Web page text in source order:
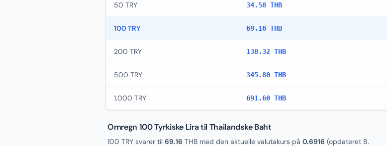
50 TRY 34.58 THB
100 TRY 69.16 THB
200 TRY 138.32 THB
500 TRY 345.80 THB
1,000 TRY 691.60 THB
Omregn 100 Tyrkiske Lira til Thailandske Baht
100 TRY svarer til 69.16 THB med den aktuelle valutakurs på 0.6916 (opdateret 8.